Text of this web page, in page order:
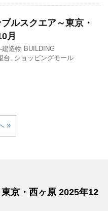
ルスクエア～東京・
月
-建造物 BUILDING
台, ショッピングモール
»
東京・西ヶ原 2025年12